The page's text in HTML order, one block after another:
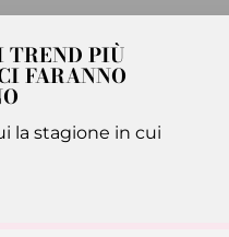
TREND PIÙ
FARANNO
la stagione in cui